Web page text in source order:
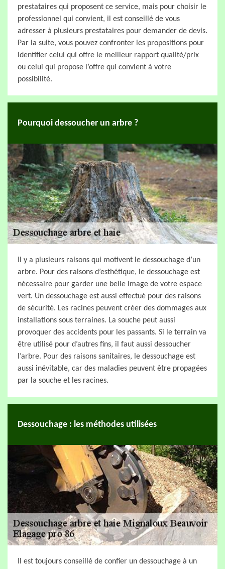
prestataires qui proposent ce service, mais pour choisir le
professionnel qui convient, il est conseillé de vous
adresser à plusieurs prestataires pour demander de devis.
Par la suite, vous pouvez confronter les propositions pour
identifier celui qui offre le meilleur rapport qualité/prix
ou celui qui propose l’offre qui convient à votre
possibilité.
Pourquoi dessoucher un arbre ?
Il y a plusieurs raisons qui motivent le dessouchage d’un
arbre. Pour des raisons d’esthétique, le dessouchage est
nécessaire pour garder une belle image de votre espace
vert. Un dessouchage est aussi effectué pour des raisons
de sécurité. Les racines peuvent créer des dommages aux
installations sous terraines. La souche peut aussi
provoquer des accidents pour les passants. Si le terrain va
être utilisé pour d’autres fins, il faut aussi dessoucher
l’arbre. Pour des raisons sanitaires, le dessouchage est
aussi inévitable, car des maladies peuvent être propagées
par la souche et les racines.
Dessouchage : les méthodes utilisées
Il est toujours conseillé de confier un dessouchage à un